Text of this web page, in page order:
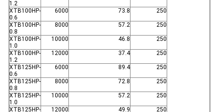
1.2
XTB100HP-
0.6
6000 73.8 250
XTB100HP-
0.8
8000 57.2 250
XTB100HP-
1.0
10000 46.8 250
XTB100HP-
1.2
12000 37.4 250
XTB125HP-
0.6
6000 89.4 250
XTB125HP-
0.8
8000 72.8 250
XTB125HP-
1.0
10000 57.2 250
XTB125HP-
12000 49.9 250